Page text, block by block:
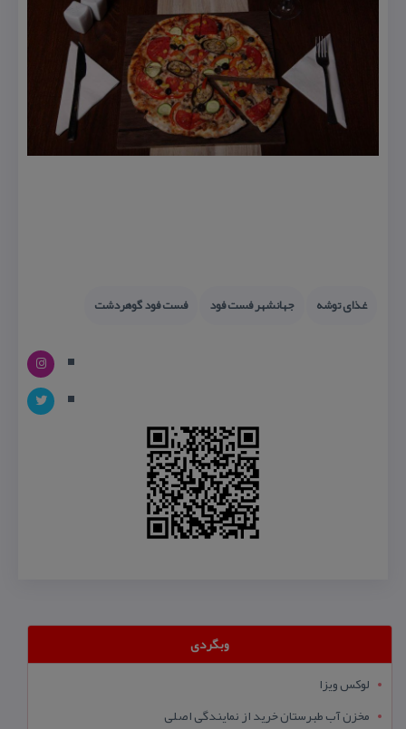
غذای توشه جهانشهر فست فود فست فود گوهردشت
وبگردی
لوکس ویزا
مخزن آب طبرستان خرید از نمایندگی اصلی